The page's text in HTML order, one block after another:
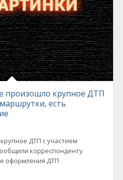
произошло крупное ДТП
есть
ДТП с участием
корреспонденту
оформления ДТП